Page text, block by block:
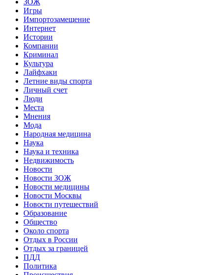
Игры
Импортозамещение
Интернет
Истории
Компании
Криминал
Культура
Лайфхаки
Летние виды спорта
Личный счет
Люди
Места
Мнения
Мода
Народная медицина
Наука
Наука и техника
Недвижимость
Новости
Новости ЗОЖ
Новости медицины
Новости Москвы
Новости путешествий
Образование
Общество
Около спорта
Отдых в России
Отдых за границей
ПДД
Политика